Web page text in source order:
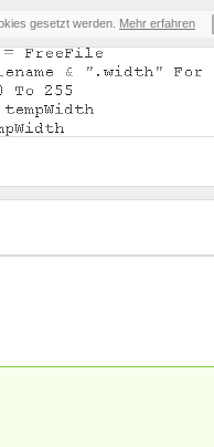
gesetzt werden. Mehr erfahren